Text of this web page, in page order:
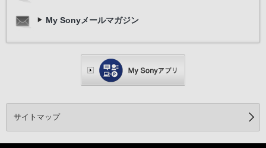
My Sonyメールマガジン
サイトマップ